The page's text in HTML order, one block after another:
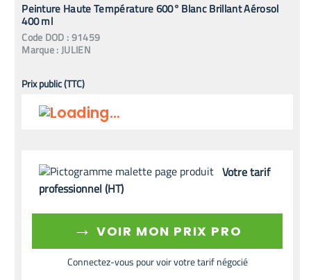
Peinture Haute Température 600° Blanc Brillant Aérosol
400 ml
Code DOD :91459
Marque :JULIEN
Prix public (TTC)
Votre tarif
professionnel (HT)
→ VOIR MON PRIX PRO
Connectez-vous pour voir votre tarif négocié